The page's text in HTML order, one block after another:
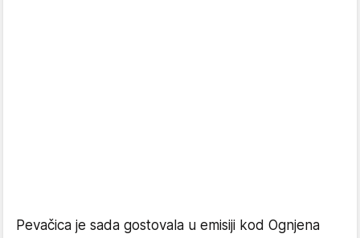
Pevačica je sada gostovala u emisiji kod Ognjena